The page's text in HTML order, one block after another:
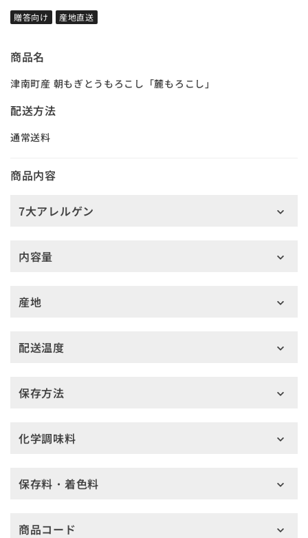
贈答向け 産地直送
商品名
津南町産 朝もぎとうもろこし「麓もろこし」
配送方法
通常送料
商品内容
7大アレルゲン
内容量
産地
配送温度
保存方法
化学調味料
保存料・着色料
商品コード